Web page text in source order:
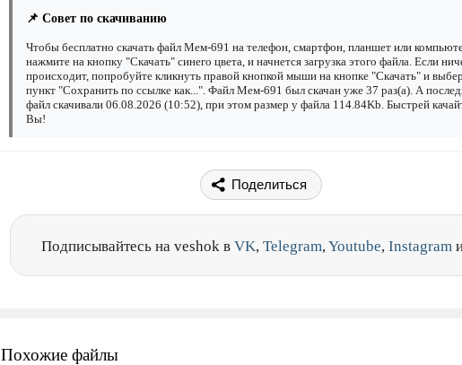
📌 Совет по скачиванию
Чтобы бесплатно скачать файл Мем-691 на телефон, смартфон, планшет или
нажмите на кнопку "Скачать" синего цвета, и начнется загрузка этого файла. Если
происходит, попробуйте кликнуть правой кнопкой мыши на кнопке "Скачать" и
пункт "Сохранить по ссылке как...". Файл Мем-691 был скачан уже 37 раз(а). А
файл скачивали 06.08.2026 (10:52), при этом размер у файла 114.84Kb. Быстрей
Вы!
Поделиться
Подписывайтесь на veshok в VK, Telegram,Youtube, Instagram
Похожие файлы